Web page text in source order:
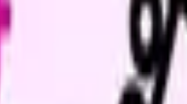
環境が不可欠です。